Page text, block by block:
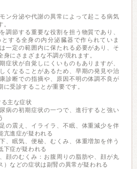
ン分泌や代謝の異常によって起こる病気
調節する重要な役割を担う物質であり、
する全身の内分泌臓器で作られていま
一定の範囲内に保たれる必要があり、そ
にさまざまな不調が現れます。
症状が自覚しにくいものもありますが、
くなることがあるため、早期の発見や治
診断での指摘や、原因不明の体調不良が
受診することが重要です。
主な症状
病の初期症状の一つで、進行すると強い
の震え、イライラ、不眠、体重減少を伴
亢進症が疑われる
、眠気、便秘、むくみ、体重増加を伴う
下症が疑われる
顔のむくみ：お腹周りの脂肪や、顔が丸
）などの症状は副腎の異常が疑われる